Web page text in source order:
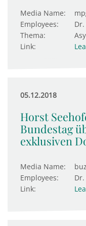
Media Name:
Employees:
Thema:
Link:
05.12.2018
Horst
Bundestag
exklusiven
Media Name:
Employees:
Link: